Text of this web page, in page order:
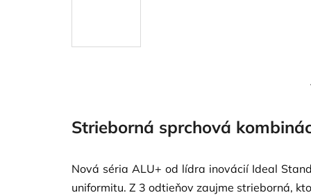
Strieborná sprchová
Nová séria ALU+ od lídra inovácií Ideal
uniformitu. Z 3 odtieňov zaujme strieborná,